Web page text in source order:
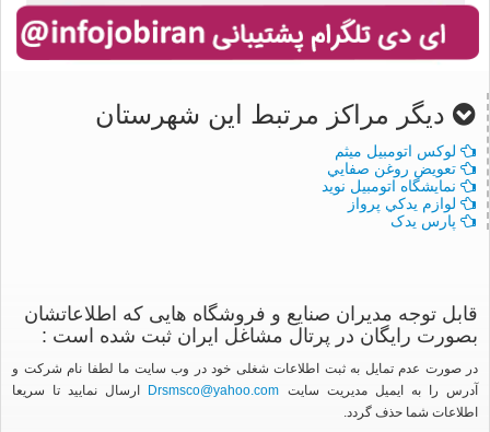
دیگر مراکز مرتبط این شهرستان
لوكس اتومبيل ميثم
تعويض روغن صفايي
نمايشگاه اتومبيل نويد
لوازم يدکي پرواز
پارس يدک
قابل توجه مدیران صنایع و فروشگاه هایی که اطلاعاتشان
بصورت رایگان در پرتال مشاغل ایران ثبت شده است :
در صورت عدم تمایل به ثبت اطلاعات شغلی خود در وب سایت ما لطفا نام شرکت و
آدرس را به ایمیل مدیریت سایت Drsmsco@yahoo.com ارسال نمایید تا سریعا
اطلاعات شما حذف گردد.